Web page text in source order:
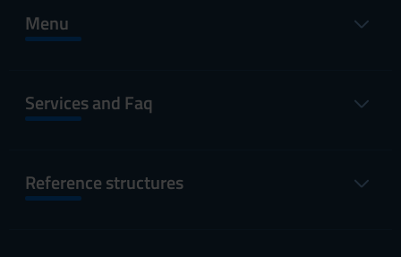
Menu
Services and Faq
Reference structures